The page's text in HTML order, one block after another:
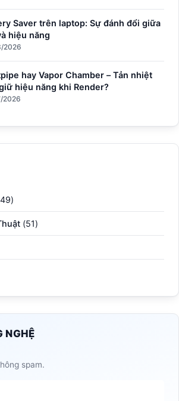
Saver trên laptop: Sự đánh đổi giữa
hiệu năng
2026
hay Vapor Chamber – Tản nhiệt
hiệu năng khi Render?
2026
(51)
NGHỆ
spam.